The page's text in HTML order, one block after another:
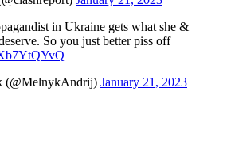
in Ukraine gets what she &
So you just better piss off
January 21, 2023